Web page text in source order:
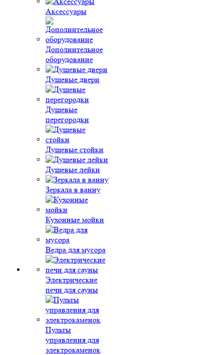
Аксессуары
Дополнительное
оборудование
Душевые двери
Душевые
перегородки
Душевые стойки
Душевые лейки
Зеркала в ванну
Кухонные мойки
Ведра для мусора
Электрические
печи для сауны
Пульты
управления для
электрокаменок